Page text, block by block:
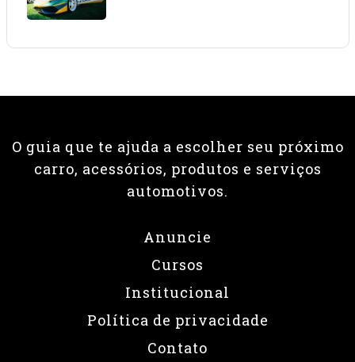
O guia que te ajuda a escolher seu próximo
carro, acessórios, produtos e serviços
automotivos.
Anuncie
Cursos
Institucional
Política de privacidade
Contato